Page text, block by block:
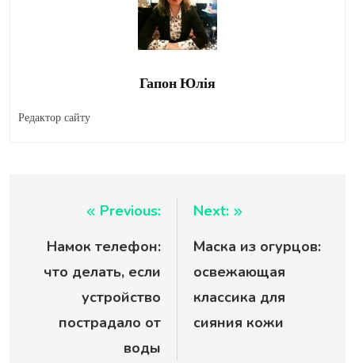
Гапон Юлія
Редактор сайту
Навигация
по
записям
Previous:
Намок телефон:
что делать, если
устройство
пострадало от
воды
Next:
Маска из огурцов:
освежающая
классика для
сияния кожи